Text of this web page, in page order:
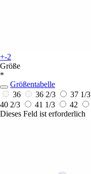
+-2
Größe
*
Größentabelle
36
36 2/3 37 1/3
40 2/3
41 1/3 42
Dieses Feld ist erforderlich